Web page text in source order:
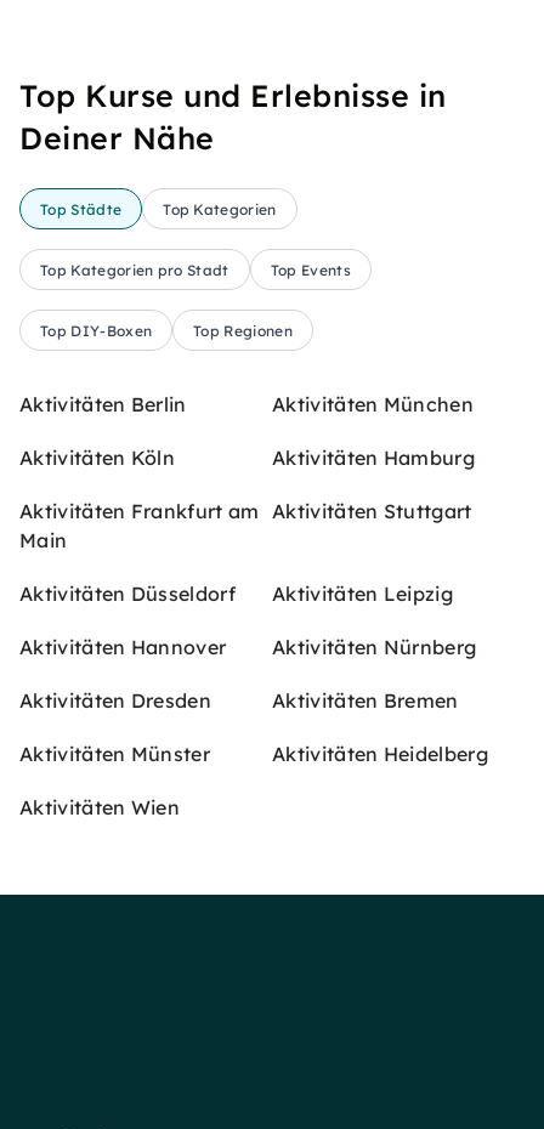
Top Kurse und Erlebnisse in
Deiner Nähe
Top Städte Top Kategorien
Top Kategorien pro Stadt Top Events
Top DIY-Boxen Top Regionen
Aktivitäten Berlin Aktivitäten München
Aktivitäten Köln Aktivitäten Hamburg
Aktivitäten Frankfurt am
Main
Aktivitäten Stuttgart
Aktivitäten Düsseldorf Aktivitäten Leipzig
Aktivitäten Hannover Aktivitäten Nürnberg
Aktivitäten Dresden Aktivitäten Bremen
Aktivitäten Münster Aktivitäten Heidelberg
Aktivitäten Wien